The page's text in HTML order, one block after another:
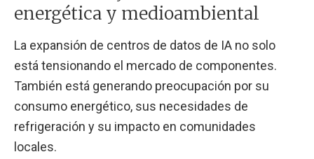
energética y medioambiental
La expansión de centros de datos de IA no solo
está tensionando el mercado de componentes.
También está generando preocupación por su
consumo energético, sus necesidades de
refrigeración y su impacto en comunidades
locales.